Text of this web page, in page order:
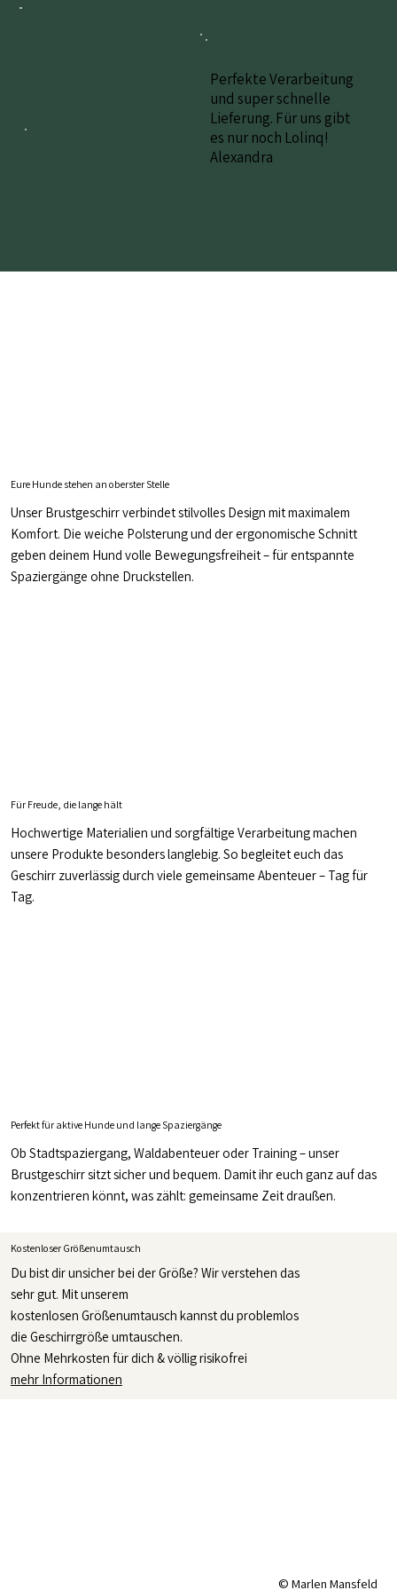
Perfekte Verarbeitung
und super schnelle
Lieferung. Für uns gibt
es nur noch Lolinq!
Alexandra
Eure Hunde stehen an oberster Stelle
Unser Brustgeschirr verbindet stilvolles Design mit maximalem
Komfort. Die weiche Polsterung und der ergonomische Schnitt
geben deinem Hund volle Bewegungsfreiheit – für entspannte
Spaziergänge ohne Druckstellen.
Für Freude, die lange hält
Hochwertige Materialien und sorgfältige Verarbeitung machen
unsere Produkte besonders langlebig. So begleitet euch das
Geschirr zuverlässig durch viele gemeinsame Abenteuer – Tag für
Tag.
Perfekt für aktive Hunde und lange Spaziergänge
Ob Stadtspaziergang, Waldabenteuer oder Training – unser
Brustgeschirr sitzt sicher und bequem. Damit ihr euch ganz auf das
konzentrieren könnt, was zählt: gemeinsame Zeit draußen.
Kostenloser Größenumtausch
Du bist dir unsicher bei der Größe? Wir verstehen das
sehr gut. Mit unserem
kostenlosen Größenumtausch kannst du problemlos
die Geschirrgröße umtauschen.
Ohne Mehrkosten für dich & völlig risikofrei
mehr Informationen
© Marlen Mansfeld